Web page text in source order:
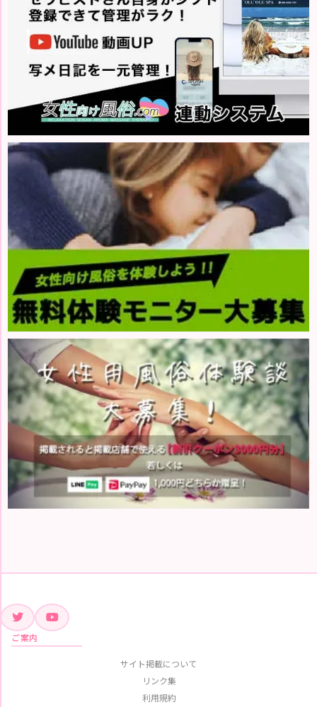
ご案内
サイト掲載について
リンク集
利用規約